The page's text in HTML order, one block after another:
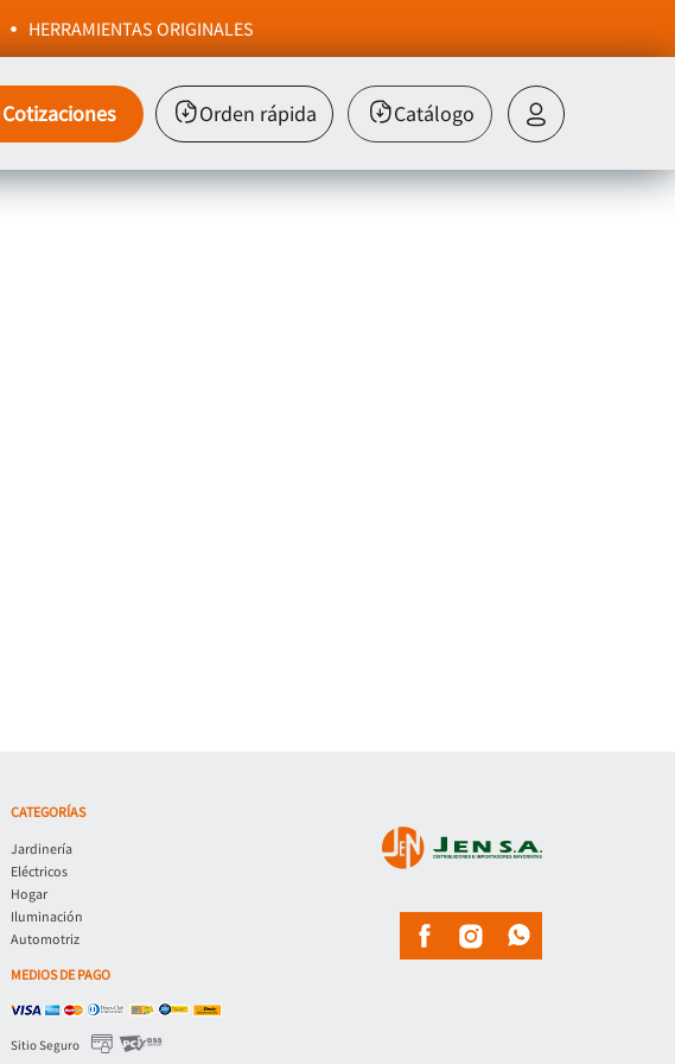
HERRAMIENTAS ORIGINALES
Cotizaciones Orden rápida Catálogo
CATEGORÍAS
Jardinería
Eléctricos
Hogar
Iluminación
Automotriz
MEDIOS DE PAGO
Sitio Seguro